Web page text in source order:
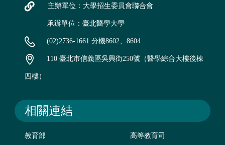
主辦單位：大學招生委員會聯合會
承辦單位：臺北醫學大學
(02)2736-1661 分機8602、8604
110 臺北市信義區吳興街250號（醫學綜合大樓後棟
四樓）
相關連結
教育部 高等教育司